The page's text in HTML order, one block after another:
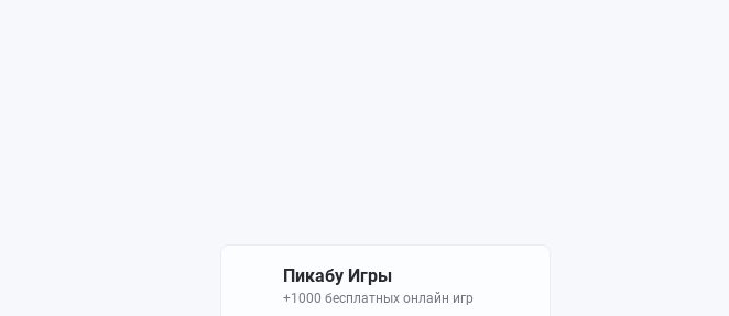
Пикабу Игры
+1000 бесплатных онлайн игр